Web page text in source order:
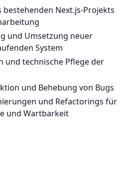
bestehenden Next.js-Projekts
und Umsetzung neuer
System
und technische Pflege der
und Behebung von Bugs
und Refactorings für
und Wartbarkeit